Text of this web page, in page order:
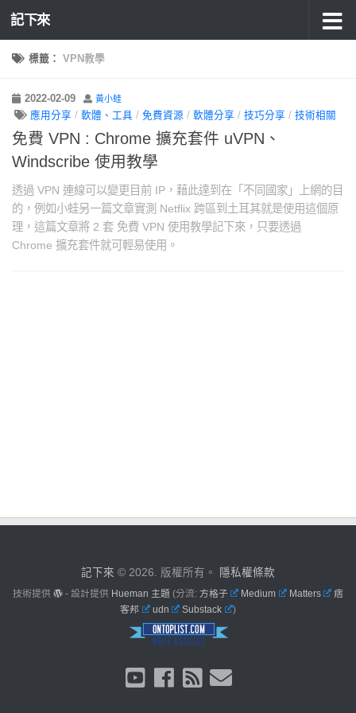
記下來
標籤： VPN教學
2022-02-09
應用分享 / 軟體、工具 / 免費資源 / 軟體分享 / 技巧分享 / 技術相關
黃小蛙
免費 VPN : Chrome 擴充套件 uVPN、
Windscribe 使用教學
透過 VPN 連線可以變更目前 IP，藉此達到在「不同國家」上網的目
的，例如小蛙另一篇文章實測 Netflix 跨區到土耳其就是使用這個原
理，這篇文章將 2 套 免費 VPN 使用教學記下來，只要透過
Chrome 擴充套件就可輕易使用。
記下來 © 2026. 版權所有。 隱私權條款
技術提供 - 設計提供 Hueman 主題 (分流: 方格子 Medium Matters
痞
客邦
udn Substack )